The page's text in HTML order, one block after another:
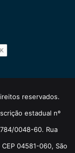
reservados.
estadual nº
0048-60. Rua
04581-060, São